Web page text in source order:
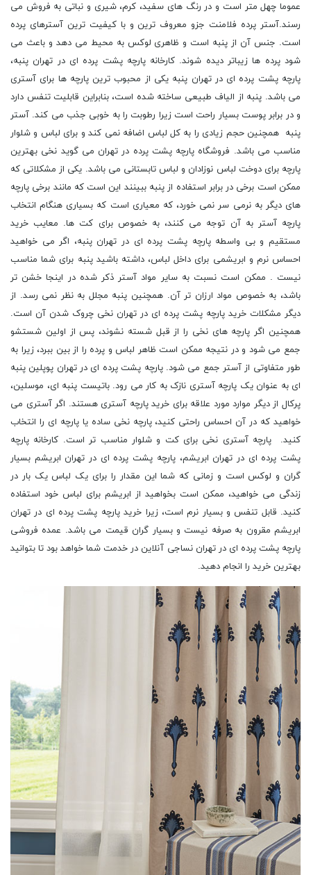
عموما چهل متر است و در رنگ های سفید، کرم، شیری و نباتی به فروش می
رسند.آستر پرده فلامنت جزو معروف ترین و با کیفیت ترین آسترهای پرده
است. جنس آن از پنبه است و ظاهری لوکس به محیط می دهد و باعث می
شود پرده ها زیباتر دیده شوند. کارخانه پارچه پشت پرده ای در تهران پنبه،
پارچه پشت پرده ای در تهران پنبه یکی از محبوب ترین پارچه ها برای آستری
می باشد. پنبه از الیاف طبیعی ساخته شده است، بنابراین قابلیت تنفس دارد
و در برابر پوست بسیار راحت است زیرا رطوبت را به خوبی جذب می کند. آستر
پنبه همچنین حجم زیادی را به کل لباس اضافه نمی کند و برای لباس و شلوار
مناسب می باشد. فروشگاه پارچه پشت پرده در تهران می گوید نخی بهترین
پارچه برای دوخت لباس نوزادان و لباس تابستانی می باشد. یکی از مشکلاتی که
ممکن است برخی در برابر استفاده از پنبه ببینند این است که مانند برخی پارچه
های دیگر به نرمی سر نمی خورد، که معیاری است که بسیاری هنگام انتخاب
پارچه آستر به آن توجه می کنند، به خصوص برای کت ها. معایب خرید
مستقیم و بی واسطه پارچه پشت پرده ای در تهران پنبه، اگر می خواهید
احساس نرم و ابریشمی برای داخل لباس، داشته باشید پنبه برای شما مناسب
نیست . ممکن است نسبت به سایر مواد آستر ذکر شده در اینجا خشن تر
باشد، به خصوص مواد ارزان تر آن. همچنین پنبه مجلل به نظر نمی رسد. از
دیگر مشکلات خرید پارچه پشت پرده ای در تهران نخی چروک شدن آن است.
همچنین اگر پارچه های نخی را از قبل شسته نشوند، پس از اولین شستشو
جمع می شود و در نتیجه ممکن است ظاهر لباس و پرده را از بین ببرد، زیرا به
طور متفاوتی از آستر جمع می شود. پارچه پشت پرده ای در تهران پوپلین پنبه
ای به عنوان یک پارچه آستری نازک به کار می رود. باتیست پنبه ای، موسلین،
پرکال از دیگر موارد مورد علاقه برای خرید پارچه آستری هستند. اگر آستری می
خواهید که در آن احساس راحتی کنید، پارچه نخی ساده یا پارچه ای را انتخاب
کنید. پارچه آستری نخی برای کت و شلوار مناسب تر است. کارخانه پارچه
پشت پرده ای در تهران ابریشم، پارچه پشت پرده ای در تهران ابریشم بسیار
گران و لوکس است و زمانی که شما این مقدار را برای یک لباس یک بار در
زندگی می خواهید، ممکن است بخواهید از ابریشم برای لباس خود استفاده
کنید. قابل تنفس و بسیار نرم است، زیرا خرید پارچه پشت پرده ای در تهران
ابریشم مقرون به صرفه نیست و بسیار گران قیمت می باشد. عمده فروشی
پارچه پشت پرده ای در تهران نساجی آنلاین در خدمت شما خواهد بود تا بتوانید
بهترین خرید را انجام دهید.